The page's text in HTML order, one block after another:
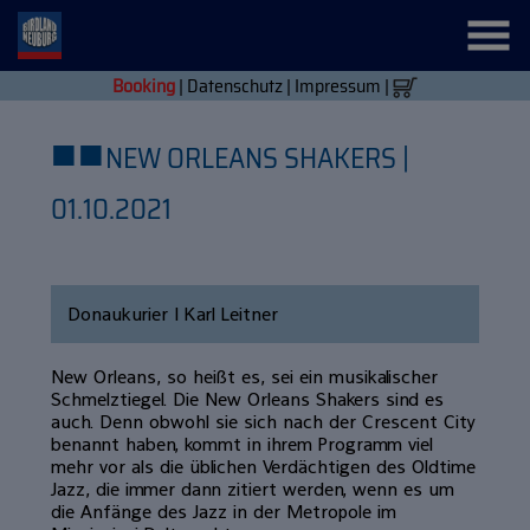
Booking| Datenschutz| Impressum |
■■NEW ORLEANS SHAKERS |
01.10.2021
Donaukurier | Karl Leitner
New Orleans, so heißt es, sei ein musikalischer
Schmelztiegel. Die New Orleans Shakers sind es
auch. Denn obwohl sie sich nach der Crescent City
benannt haben, kommt in ihrem Programm viel
mehr vor als die üblichen Verdächtigen des Oldtime
Jazz, die immer dann zitiert werden, wenn es um
die Anfänge des Jazz in der Metropole im